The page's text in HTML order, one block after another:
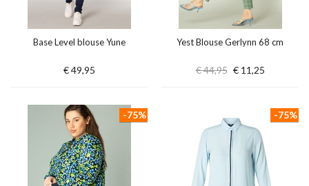
Base Level blouse Yune
€ 49,95
Yest Blouse Gerlynn 68 cm
€ 44,95 € 11,25
-75% -75%